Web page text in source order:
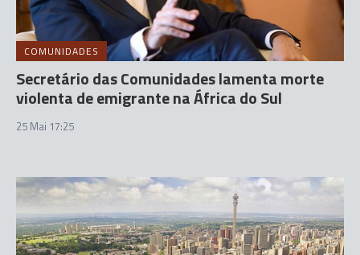
COMUNIDADES
Secretário das Comunidades lamenta morte
violenta de emigrante na África do Sul
25 Mai 17:25